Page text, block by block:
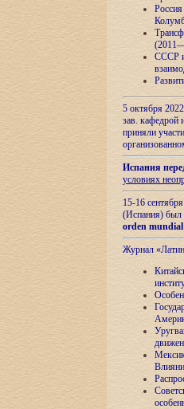
СССР и
5 октября
зав.
приняли
Испания
условиях
15-16
(Испания) был
orden
Журнал